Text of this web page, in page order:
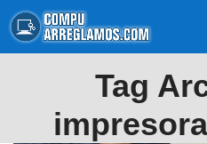
Tag